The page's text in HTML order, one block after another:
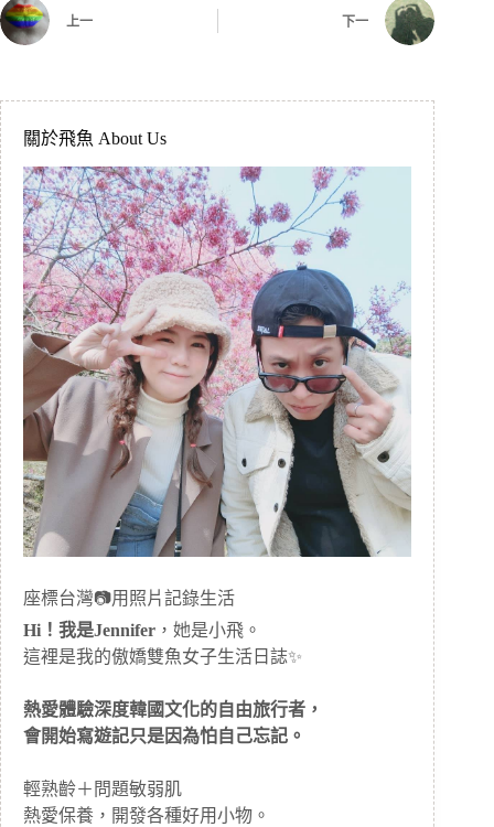
上一 下一
關於飛魚 About Us
座標台灣📷用照片記錄生活
Hi！我是Jennifer ，她是小飛。
這裡是我的傲嬌雙魚女子生活日誌✨
熱愛體驗深度韓國文化的自由旅行者，
會開始寫遊記只是因為怕自己忘記。
輕熟齡＋問題敏弱肌
熱愛保養，開發各種好用小物。